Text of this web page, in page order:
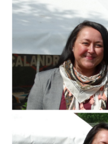
ARMCHAIR